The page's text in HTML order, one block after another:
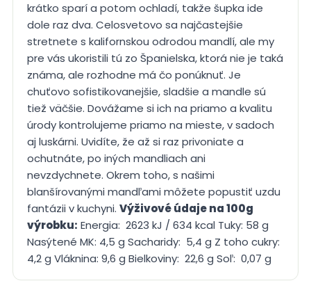
krátko sparí a potom ochladí, takže šupka ide
dole raz dva. Celosvetovo sa najčastejšie
stretnete s kalifornskou odrodou mandlí, ale my
pre vás ukoristili tú zo Španielska, ktorá nie je taká
známa, ale rozhodne má čo ponúknuť. Je
chuťovo sofistikovanejšie, sladšie a mandle sú
tiež väčšie. Dovážame si ich na priamo a kvalitu
úrody kontrolujeme priamo na mieste, v sadoch
aj luskárni. Uvidíte, že až si raz privoniate a
ochutnáte, po iných mandliach ani
nevzdychnete. Okrem toho, s našimi
blanšírovanými mandľami môžete popustiť uzdu
fantázii v kuchyni. Výživové údaje na 100g
výrobku: Energia: 2623 kJ / 634 kcal Tuky: 58 g
Nasýtené MK: 4,5 g Sacharidy: 5,4 g Z toho cukry:
4,2 g Vláknina: 9,6 g Bielkoviny: 22,6 g Soľ: 0,07 g